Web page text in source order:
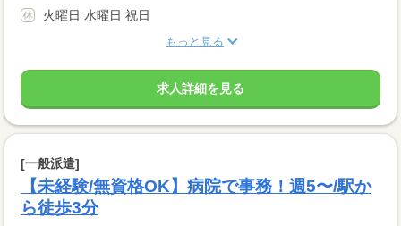
火曜日 水曜日 祝日
もっと見る
求人詳細を見る
[一般派遣]
【未経験/無資格OK】病院で事務！週5〜/駅か
ら徒歩3分